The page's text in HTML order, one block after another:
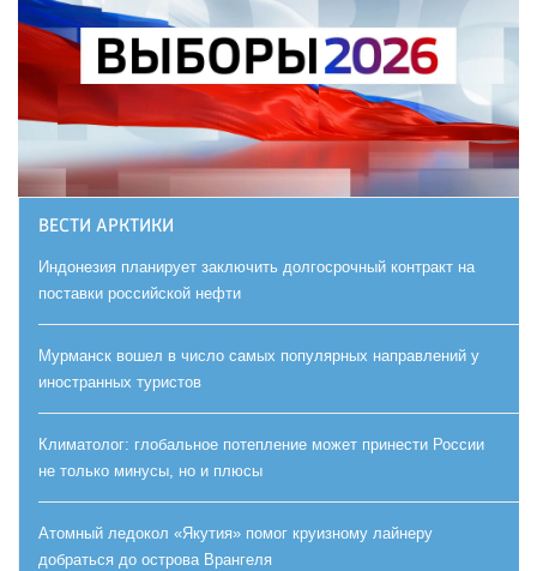
ВЕСТИ АРКТИКИ
Индонезия планирует заключить долгосрочный контракт на
поставки российской нефти
Мурманск вошел в число самых популярных направлений у
иностранных туристов
Климатолог: глобальное потепление может принести России
не только минусы, но и плюсы
Атомный ледокол «Якутия» помог круизному лайнеру
добраться до острова Врангеля